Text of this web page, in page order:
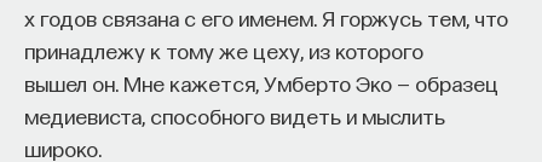
х годов связана с его именем. Я горжусь тем, что
принадлежу к тому же цеху, из которого
вышел он. Мне кажется, Умберто Эко — образец
медиевиста, способного видеть и мыслить
широко.
особенно молодые deep tech и биотех компании.
подтвердило масштаб: более
60%слушателей
проекта имеют STEM-образование, при этом